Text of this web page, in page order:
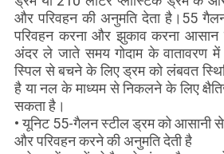
और परिवहन की अनुमति देता है।55
परिवहन करना और झुकाव करना
अंदर ले जाते समय गोदाम के वातावरण
स्पिल से बचने के लिए ड्रम को लंबवत
है या नल के माध्यम से निकलने के लिए
सकता है।
• यूनिट 55-गैलन स्टील ड्रम को आसानी
और परिवहन करने की अनुमति देती है